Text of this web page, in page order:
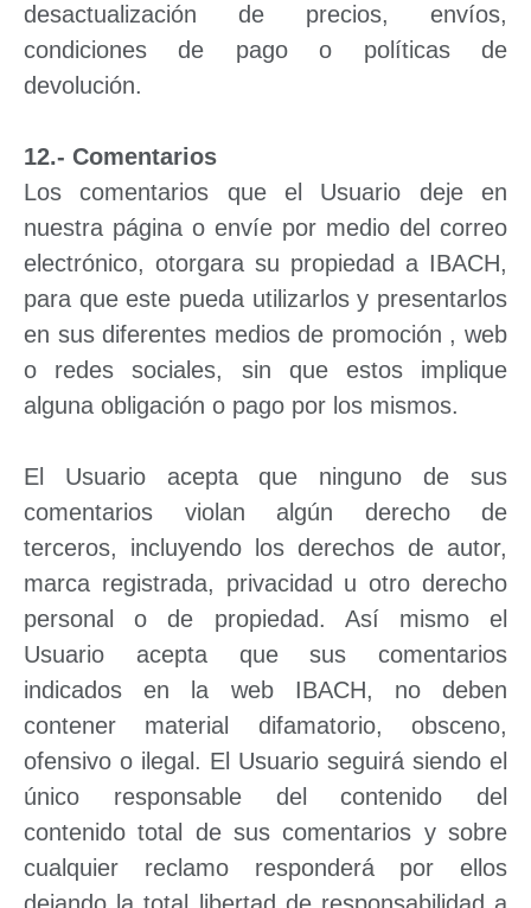
desactualización de precios, envíos,
condiciones de pago o políticas de
devolución.
12.- Comentarios
Los comentarios que el Usuario deje en
nuestra página o envíe por medio del correo
electrónico, otorgara su propiedad a IBACH,
para que este pueda utilizarlos y presentarlos
en sus diferentes medios de promoción , web
o redes sociales, sin que estos implique
alguna obligación o pago por los mismos.
El Usuario acepta que ninguno de sus
comentarios violan algún derecho de
terceros, incluyendo los derechos de autor,
marca registrada, privacidad u otro derecho
personal o de propiedad. Así mismo el
Usuario acepta que sus comentarios
indicados en la web IBACH, no deben
contener material difamatorio, obsceno,
ofensivo o ilegal. El Usuario seguirá siendo el
único responsable del contenido del
contenido total de sus comentarios y sobre
cualquier reclamo responderá por ellos